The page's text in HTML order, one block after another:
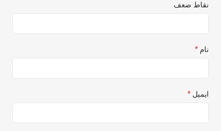
نقاط ضعف
نام *
ایمیل *